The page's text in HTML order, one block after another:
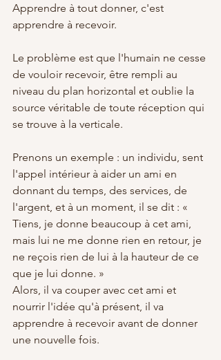
Apprendre à tout donner, c'est
apprendre à recevoir.
Le problème est que l'humain ne cesse
de vouloir recevoir, être rempli au
niveau du plan horizontal et oublie la
source véritable de toute réception qui
se trouve à la verticale.
Prenons un exemple : un individu, sent
l'appel intérieur à aider un ami en
donnant du temps, des services, de
l'argent, et à un moment, il se dit : «
Tiens, je donne beaucoup à cet ami,
mais lui ne me donne rien en retour, je
ne reçois rien de lui à la hauteur de ce
que je lui donne. »
Alors, il va couper avec cet ami et
nourrir l'idée qu'à présent, il va
apprendre à recevoir avant de donner
une nouvelle fois.